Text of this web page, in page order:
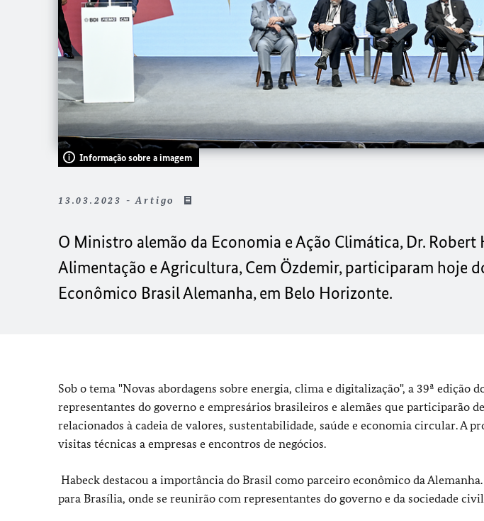
Informação sobre a imagem
13.03.2023 - Artigo
O Ministro alemão da Economia e Ação Climática, Dr.
Alimentação e Agricultura, Cem Özdemir, participaram hoje
Econômico Brasil Alemanha, em Belo Horizonte.
Sob o tema "Novas abordagens sobre energia, clima e digitalização", a 39ª edição
representantes do governo e empresários brasileiros e alemães que participarão
relacionados à cadeia de valores, sustentabilidade, saúde e economia circular. A
visitas técnicas a empresas e encontros de negócios.
Habeck destacou a importância do Brasil como parceiro econômico da
para Brasília, onde se reunirão com representantes do governo e da sociedade